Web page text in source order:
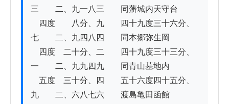
三　　二、九一八三　　同藩城内天守台
四度　　八分、九　　四十九度三十六分、
七　　二、九四八四　　同本郷弥生岡
四度　二十分、二　　四十九度三十三分、
一　　二、九九四九　　同青山墓地内
五度　三十分、四　　五十六度四十五分、
九　　二、六八七六　　渡島亀田函館